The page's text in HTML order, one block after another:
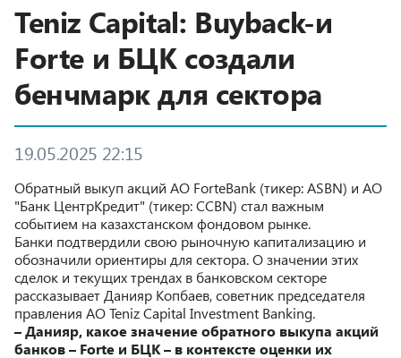
Teniz Capital: Buyback-и
Forte и БЦК создали
бенчмарк для сектора
19.05.2025 22:15
Обратный выкуп акций АО ForteBank (тикер: ASBN) и АО
"Банк ЦентрКредит" (тикер: CCBN) стал важным
событием на казахстанском фондовом рынке.
Банки подтвердили свою рыночную капитализацию и
обозначили ориентиры для сектора. О значении этих
сделок и текущих трендах в банковском секторе
рассказывает Данияр Копбаев, советник председателя
правления АО Teniz Capital Investment Banking.
– Данияр, какое значение обратного выкупа акций
банков – Forte и БЦК – в контексте оценки их